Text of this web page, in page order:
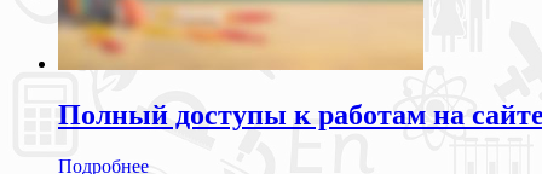
Полный доступы к работам на
Подробнее